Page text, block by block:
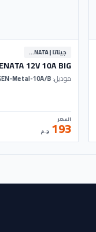
جيناتا | GENATA
12V 10A BIG
موديل:
السعر
193 ج.م